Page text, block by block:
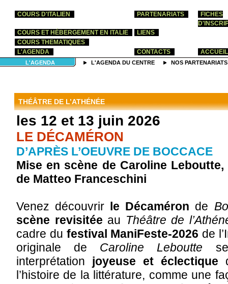
COURS D'ITALIEN PARTENARIATS
FICHES
COURS ET HÉBERGEMENT EN ITALIE
LIENS
COURS THEMATIQUES
L'AGENDA
CONTACTS ACCUEIL
L'AGENDA L'AGENDA DU CENTRE NOS PARTENARIATS
THÉÂTRE DE L’ATHÉNÉE
les 12 et 13 juin 2026
LE DÉCAMÉRON
D’APRÈS L’OEUVRE DE BOCCACE
Mise en scène de Caroline Leboutte,
de Matteo Franceschini
Venez découvrir le Décaméron de
scène revisitée au Théâtre de
cadre du festival ManiFeste-2026 de
originale de Caroline Leboutte
interprétation joyeuse et éclectique
l’histoire de la littérature, comme une